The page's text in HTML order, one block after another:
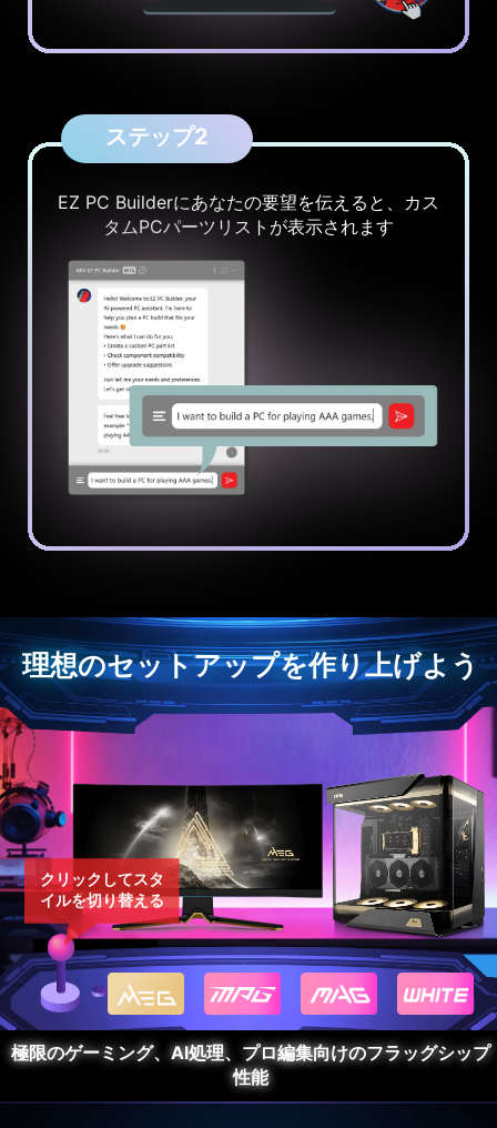
ステップ2
EZ PC Builderにあなたの要望を伝えると、カス
タムPCパーツリストが表示されます
理想のセットアップを作り上げよう
クリックしてスタ
イルを切り替える
極限のゲーミング、AI処理、プロ編集向けのフラッグシップ
性能